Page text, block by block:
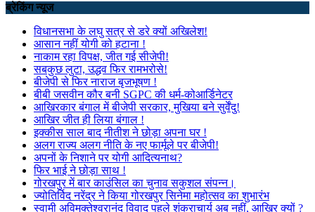
ब्रेकिंग न्यूज
विधानसभा के लघु सत्र से डरे क्यों अखिलेश!
आसान नहीं योगी को हटाना !
नाकाम रहा विपक्ष, जीत गई सीजेपी!
सबकुछ लुटा, उद्धव फिर रामभरोसे!
बीजेपी से फिर नाराज बृजभूषण !
बीबी जसवीन कौर बनी SGPC की धर्म-कोआर्डिनेटर
आखिरकार बंगाल में बीजेपी सरकार, मुखिया बने सुर्वेंदु!
आखिर जीत ही लिया बंगाल !
इक्कीस साल बाद नीतीश ने छोड़ा अपना घर !
अलग राज्य अलग नीति के नए फार्मूले पर बीजेपी!
अपनों के निशाने पर योगी आदित्यनाथ?
फिर भाई ने छोड़ा साथ !
गोरखपुर में बार काउंसिल का चुनाव सकुशल संपन्न।
ज्योतिर्विद नरेंद्र ने किया गोरखपुर सिनेमा महोत्सव का शुभारंभ
स्वामी अविमुक्तेश्वरानंद विवाद पहले शंकराचार्य अब नहीं, आखिर क्यों ?